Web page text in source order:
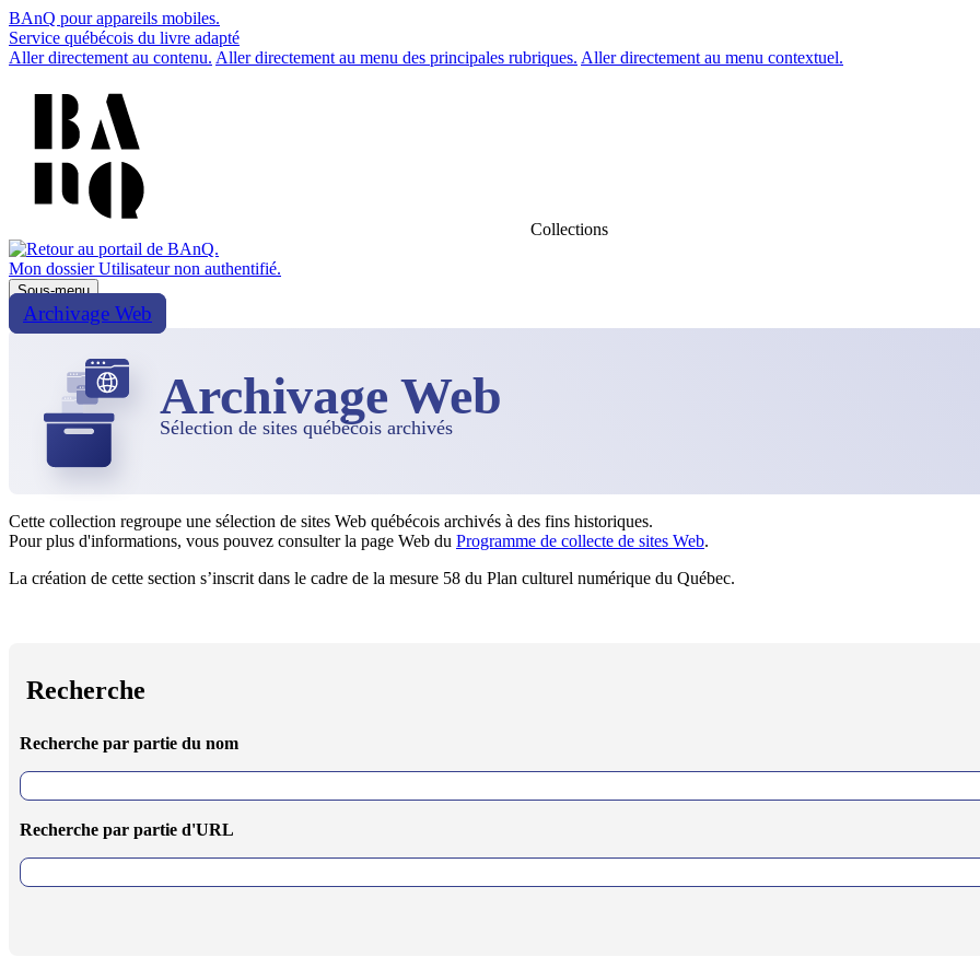
BAnQ pour appareils mobiles.
Service québécois du livre adapté
Aller directement au contenu. Aller directement au menu des principales rubriques. Aller directement au menu contextuel.
Collections
Mon dossier Utilisateur non authentifié.
Sous-menu
Archivage Web
Archivage Web
Sélection de sites québécois archivés
Cette collection regroupe une sélection de sites Web québécois archivés à des fins historiques.
Pour plus d'informations, vous pouvez consulter la page Web du Programme de collecte de sites Web.
La création de cette section s’inscrit dans le cadre de la mesure 58 du Plan culturel numérique du Québec.
Recherche
Recherche par partie du nom
Recherche par partie d'URL